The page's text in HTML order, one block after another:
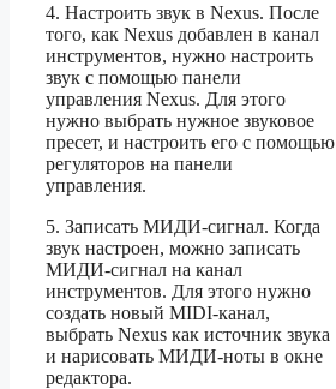
4. Настроить звук в Nexus. После
того, как Nexus добавлен в канал
инструментов, нужно настроить
звук с помощью панели
управления Nexus. Для этого
нужно выбрать нужное звуковое
пресет, и настроить его с помощью
регуляторов на панели
управления.
5. Записать МИДИ-сигнал. Когда
звук настроен, можно записать
МИДИ-сигнал на канал
инструментов. Для этого нужно
создать новый MIDI-канал,
выбрать Nexus как источник звука
и нарисовать МИДИ-ноты в окне
редактора.